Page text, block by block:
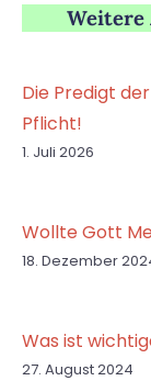
Weitere
Die Predigt
Pflicht!
1. Juli 2026
Wollte Gott
18. Dezember
Was ist
27. August 2024